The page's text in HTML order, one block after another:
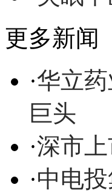
更多新闻
·华立
巨头
·深市
·中电